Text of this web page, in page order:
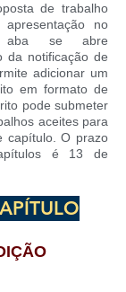
de trabalho
no
aba se abre
da notificação de
adicionar um
em formato de
pode submeter
aceites para
capítulo. O prazo
é 13 de